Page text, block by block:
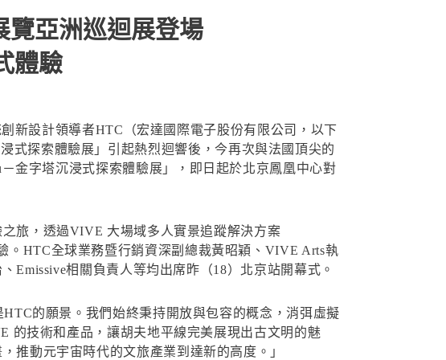
亞洲巡迴展登場
體驗
新設計領導者HTC（宏達國際電子股份有限公司，以下
式探索體驗展」引起熱烈迴響後，今再次與法國頂尖的
金字塔沉浸式探索體驗展」，即日起於北京鳳凰中心對
旅，透過VIVE 大場域多人實景追蹤解決方案
。HTC全球業務暨行銷資深副總裁黃昭穎、VIVE Arts執
Emissive相關負責人等均出席昨（18）北京站開幕式。
的願景。我們始終秉持開放與包容的概念，消弭虛擬
的技術和產品，讓胡夫地平線完美展現出古文明的魅
推動元宇宙時代的文旅產業到達新的高度。」